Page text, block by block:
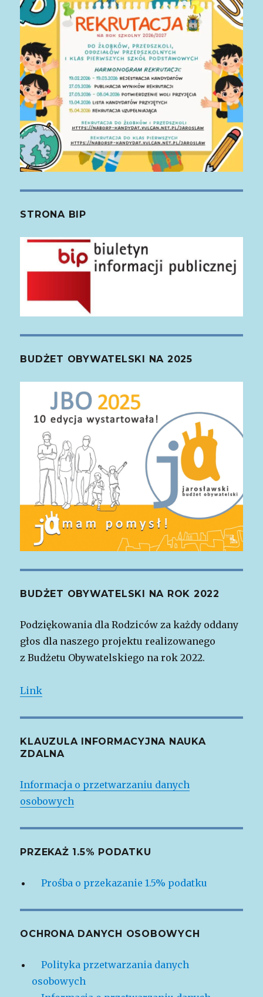
STRONA BIP
BUDŻET OBYWATELSKI NA 2025
BUDŻET OBYWATELSKI NA ROK 2022
Podziękowania dla Rodziców za każdy oddany
głos dla naszego projektu realizowanego
z Budżetu Obywatelskiego na rok 2022.
Link
KLAUZULA INFORMACYJNA NAUKA
ZDALNA
Informacja o przetwarzaniu danych
osobowych
PRZEKAŻ 1.5% PODATKU
Prośba o przekazanie 1.5% podatku
OCHRONA DANYCH OSOBOWYCH
Polityka przetwarzania danych
osobowych